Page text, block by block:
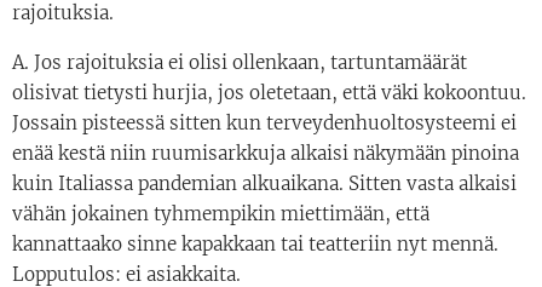
rajoituksia.
A. Jos rajoituksia ei olisi ollenkaan, tartuntamäärät
olisivat tietysti hurjia, jos oletetaan, että väki kokoontuu.
Jossain pisteessä sitten kun terveydenhuoltosysteemi ei
enää kestä niin ruumisarkkuja alkaisi näkymään pinoina
kuin Italiassa pandemian alkuaikana. Sitten vasta alkaisi
vähän jokainen tyhmempikin miettimään, että
kannattaako sinne kapakkaan tai teatteriin nyt mennä.
Lopputulos: ei asiakkaita.